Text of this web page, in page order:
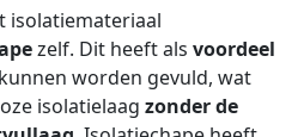
isolatiemateriaal
zelf. Dit heeft als voordeel
worden gevuld, wat
isolatielaag zonder de